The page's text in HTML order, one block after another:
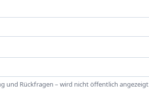
und Rückfragen – wird nicht öffentlich